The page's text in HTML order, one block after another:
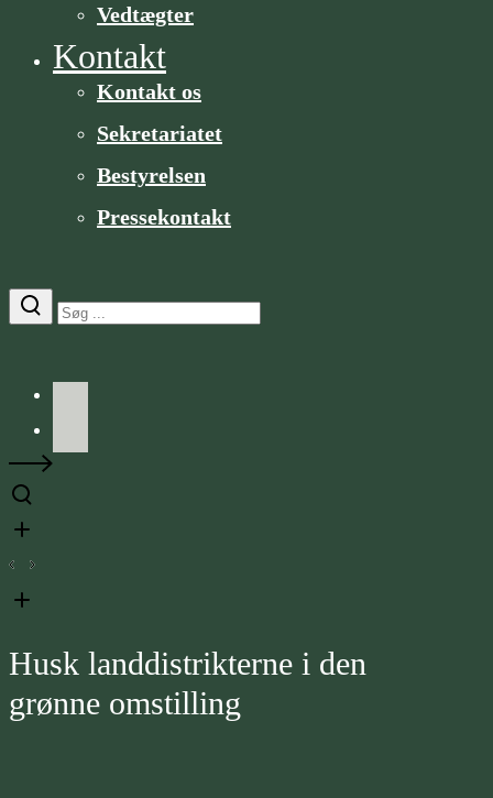
Vedtægter
Kontakt
Kontakt os
Sekretariatet
Bestyrelsen
Pressekontakt
Husk landdistrikterne i den
grønne omstilling